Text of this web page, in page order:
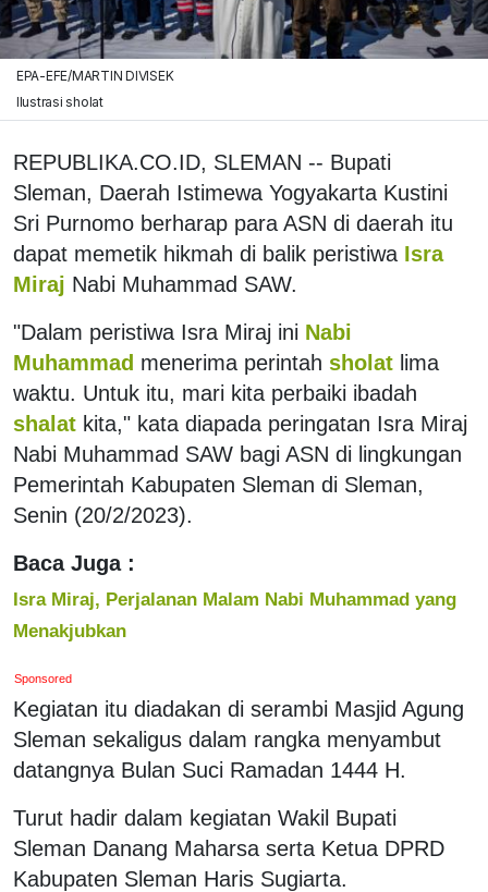
EPA-EFE/MARTIN DIVISEK
Ilustrasi sholat
REPUBLIKA.CO.ID, SLEMAN -- Bupati
Sleman, Daerah Istimewa Yogyakarta Kustini
Sri Purnomo berharap para ASN di daerah itu
dapat memetik hikmah di balik peristiwa Isra
Miraj Nabi Muhammad SAW.
"Dalam peristiwa Isra Miraj ini Nabi
Muhammad menerima perintah sholat lima
waktu. Untuk itu, mari kita perbaiki ibadah
shalat kita," kata diapada peringatan Isra Miraj
Nabi Muhammad SAW bagi ASN di lingkungan
Pemerintah Kabupaten Sleman di Sleman,
Senin (20/2/2023).
Baca Juga :
Isra Miraj, Perjalanan Malam Nabi Muhammad yang
Menakjubkan
Sponsored
Kegiatan itu diadakan di serambi Masjid Agung
Sleman sekaligus dalam rangka menyambut
datangnya Bulan Suci Ramadan 1444 H.
Turut hadir dalam kegiatan Wakil Bupati
Sleman Danang Maharsa serta Ketua DPRD
Kabupaten Sleman Haris Sugiarta.